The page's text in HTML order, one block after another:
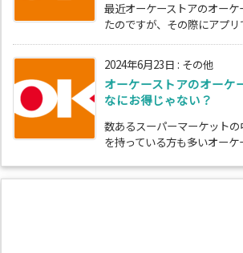
最近オーケーストアのオー
たのですが、その際にアプリ
2024年6月23日 : その他
オーケーストアのオーケ
なにお得じゃない？
数あるスーパーマーケット
を持っている方も多いオーケ